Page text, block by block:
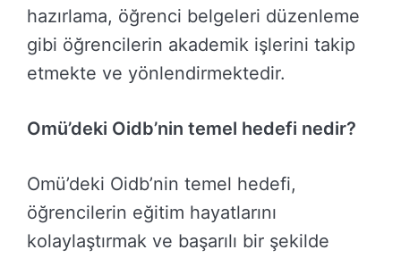
hazırlama, öğrenci belgeleri düzenleme
gibi öğrencilerin akademik işlerini takip
etmekte ve yönlendirmektedir.
Omü’deki Oidb’nin temel hedefi nedir?
Omü’deki Oidb’nin temel hedefi,
öğrencilerin eğitim hayatlarını
kolaylaştırmak ve başarılı bir şekilde